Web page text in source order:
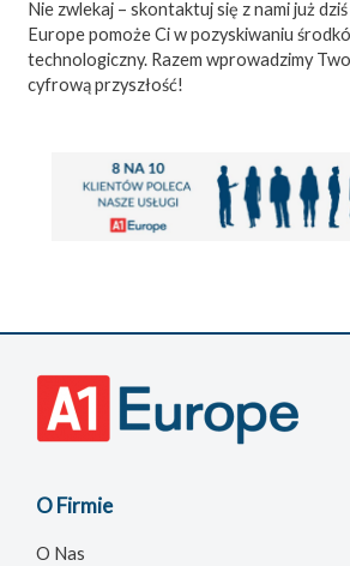
Nie zwlekaj – skontaktuj się z nami już
Europe pomoże Ci w pozyskiwaniu
technologiczny. Razem wprowadzimy
cyfrową przyszłość!
O Firmie
O Nas